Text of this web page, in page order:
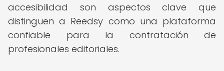
accesibilidad son aspectos clave que
distinguen a Reedsy como una plataforma
confiable para la contratación de
profesionales editoriales.